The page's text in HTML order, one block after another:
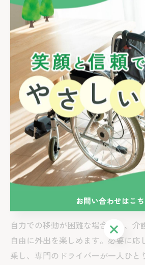
TAGS
求人 阿南市 介護
ケアプラン 障がい者
放課後等デイサービス
レクリエーション ケ
介護福祉士 児童指導員
自力での移動が困難な場合でも、介
自由に外出を楽しめます。必要に応
乗し、専門のドライバーが一人ひと
お問い合わせはこ
お問い合わせはこ